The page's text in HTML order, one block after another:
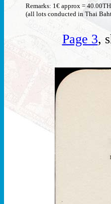
Remarks: 1€ approx =
(all lots conducted in Thai
Page 3,